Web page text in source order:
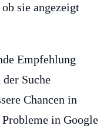
sie angezeigt
Empfehlung
Suche
Chancen in
in Google